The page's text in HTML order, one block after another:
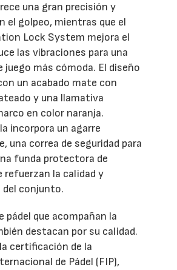
una gran precisión y
el golpeo, mientras que el
Lock System mejora el
las vibraciones para una
juego más cómoda. El diseño
un acabado mate con
y una llamativa
en color naranja.
incorpora un agarre
una correa de seguridad para
funda protectora de
refuerzan la calidad y
conjunto.
pádel que acompañan la
destacan por su calidad.
certificación de la
de Pádel (FIP),